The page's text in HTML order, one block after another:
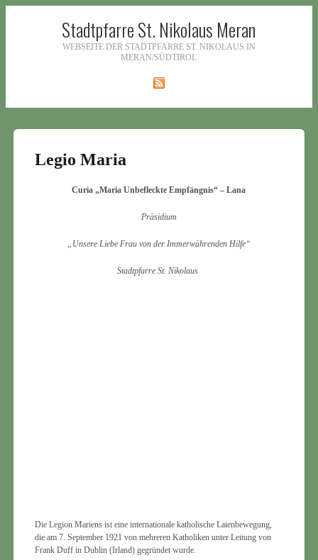
Stadtpfarre St. Nikolaus Meran
WEBSEITE DER STADTPFARRE ST. NIKOLAUS IN
MERAN/SÜDTIROL
Legio Maria
Curia „Maria Unbefleckte Empfängnis“ – Lana
Präsidium
„Unsere Liebe Frau von der Immerwährenden Hilfe“
Stadtpfarre St. Nikolaus
Die Legion Mariens ist eine internationale katholische Laienbewegung,
die am 7. September 1921 von mehreren Katholiken unter Leitung von
Frank Duff in Dublin (Irland) gegründet wurde.